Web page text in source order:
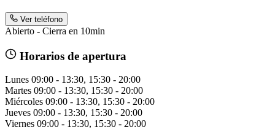
Ver teléfono
Abierto - Cierra en 10min
Horarios de apertura
Lunes 09:00 - 13:30, 15:30 - 20:00
Martes 09:00 - 13:30, 15:30 - 20:00
Miércoles 09:00 - 13:30, 15:30 - 20:00
Jueves 09:00 - 13:30, 15:30 - 20:00
Viernes 09:00 - 13:30, 15:30 - 20:00